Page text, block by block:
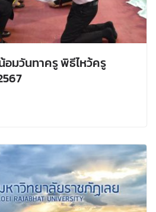
อมวันทาครู พิธีไหว้ครู